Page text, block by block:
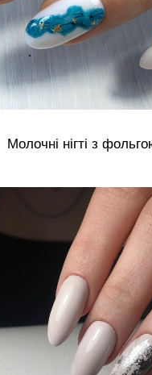
Молочні нігті з